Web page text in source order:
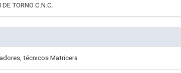
TORNO C.N.C.
técnicos Matricera